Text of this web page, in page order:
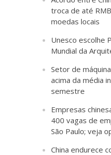
troca de até
moedas locais
Unesco escolhe
Mundial da
Setor de
acima da média
semestre
Empresas
400 vagas de
São Paulo; veja
China endurece